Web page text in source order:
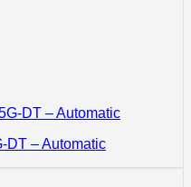
DT – Automatic